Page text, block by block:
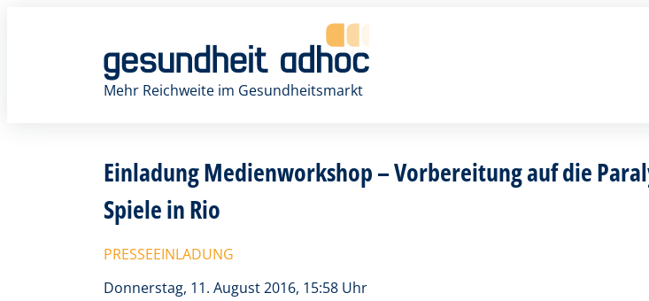
Mehr Reichweite im Gesundheitsmarkt
Einladung Medienworkshop – Vorbereitung auf die
Spiele in Rio
PRESSEEINLADUNG
Donnerstag, 11. August 2016, 15:58 Uhr